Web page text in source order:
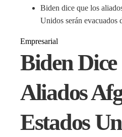
Biden dice que los
Unidos serán evacuados
Empresarial
Biden
Aliados
Estados